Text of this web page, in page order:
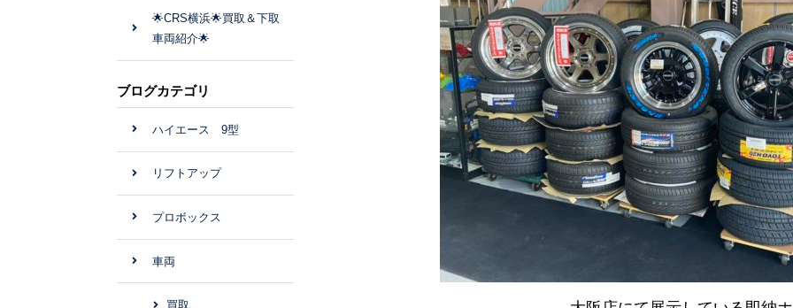
🌟CRS横浜🌟買取＆下取
車両紹介🌟
ブログカテゴリ
ハイエース 9型
リフトアップ
プロボックス
車両
買取